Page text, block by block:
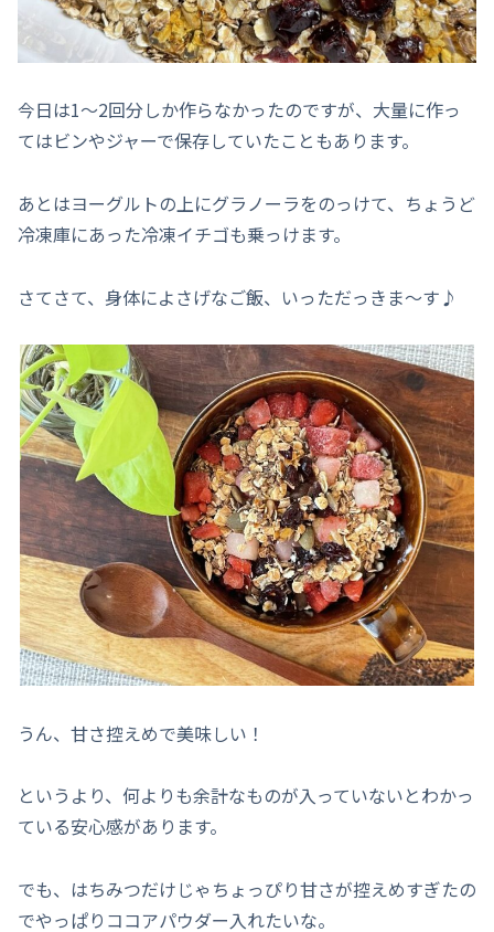
今日は1～2回分しか作らなかったのですが、大量に作っ
てはビンやジャーで保存していたこともあります。
あとはヨーグルトの上にグラノーラをのっけて、ちょうど
冷凍庫にあった冷凍イチゴも乗っけます。
さてさて、身体によさげなご飯、いっただっきま～す♪
うん、甘さ控えめで美味しい！
というより、何よりも余計なものが入っていないとわかっ
ている安心感があります。
でも、はちみつだけじゃちょっぴり甘さが控えめすぎたの
でやっぱりココアパウダー入れたいな。